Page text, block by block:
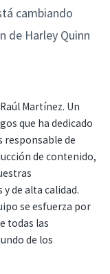
cambiando
de Harley Quinn
Martínez. Un
que ha dedicado
responsable de
de contenido,
de alta calidad.
se esfuerza por
todas las
de los